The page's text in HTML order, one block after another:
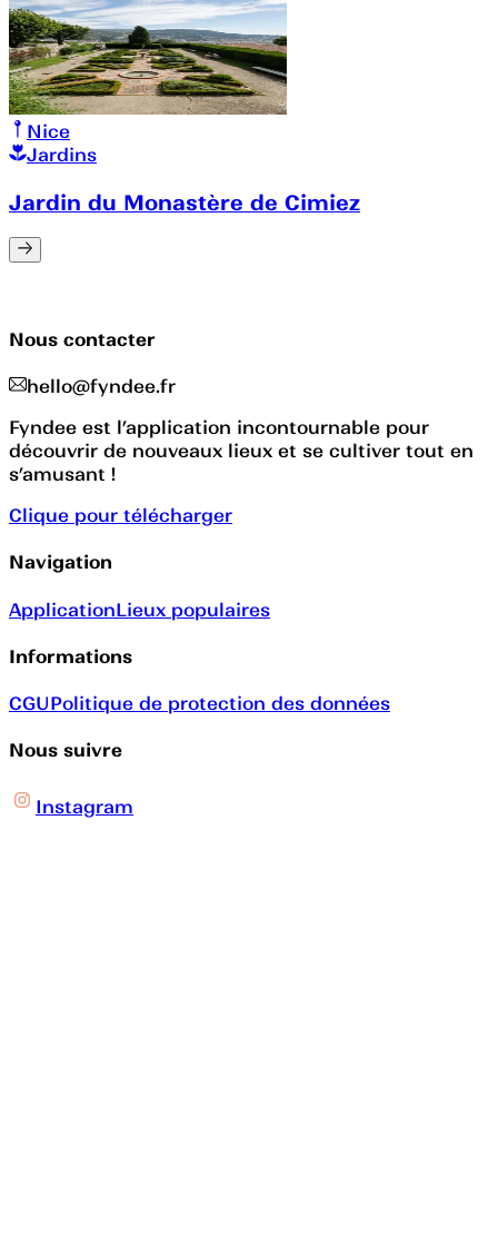
Nice
Jardins
Jardin du Monastère de Cimiez
Nous contacter
hello@fyndee.fr
Fyndee est l’application incontournable pour
découvrir de nouveaux lieux et se cultiver tout en
s’amusant !
Clique pour télécharger
Navigation
ApplicationLieux populaires
Informations
CGUPolitique de protection des données
Nous suivre
Instagram